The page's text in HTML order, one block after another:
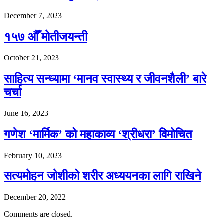
December 7, 2023
१५७ औँ मोतीजयन्ती
October 21, 2023
साहित्य सन्ध्यामा ‘मानव स्वास्थ्य र जीवनशैली’ बारे
चर्चा
June 16, 2023
गणेश ‘मार्मिक’ को महाकाव्य ‘श्रीधरा’ विमोचित
February 10, 2023
सत्यमोहन जोशीको शरीर अध्ययनका लागि राखिने
December 20, 2022
Comments are closed.